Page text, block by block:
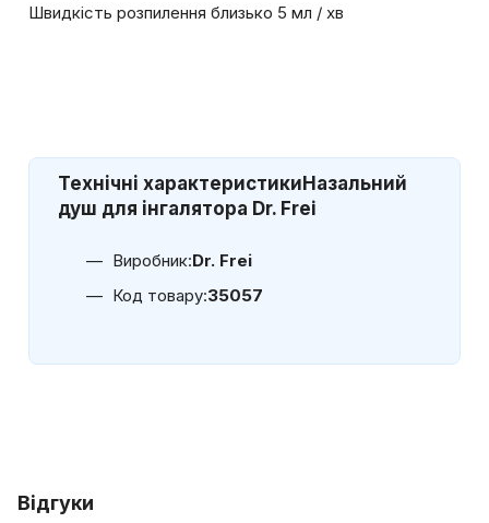
Швидкість розпилення близько 5 мл / хв
Технічні характеристикиНазальний
душ для інгалятора Dr. Frei
Виробник:Dr. Frei
Код товару:35057
Відгуки